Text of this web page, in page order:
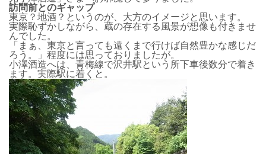
訪問前とのギャップ
東京？地酒？というのが、大方のイメージと思います。
実際恥ずかしながら、蔵の存在する風景が想像も付きませ
んでした。
「まぁ、東京と言っても遠くまで行けば自然豊かな感じだ
ろう。」程度には思っておりましたが。
小澤酒造へは、青梅線で沢井駅という所下車後数分で着き
ます。実際駅に着くと。